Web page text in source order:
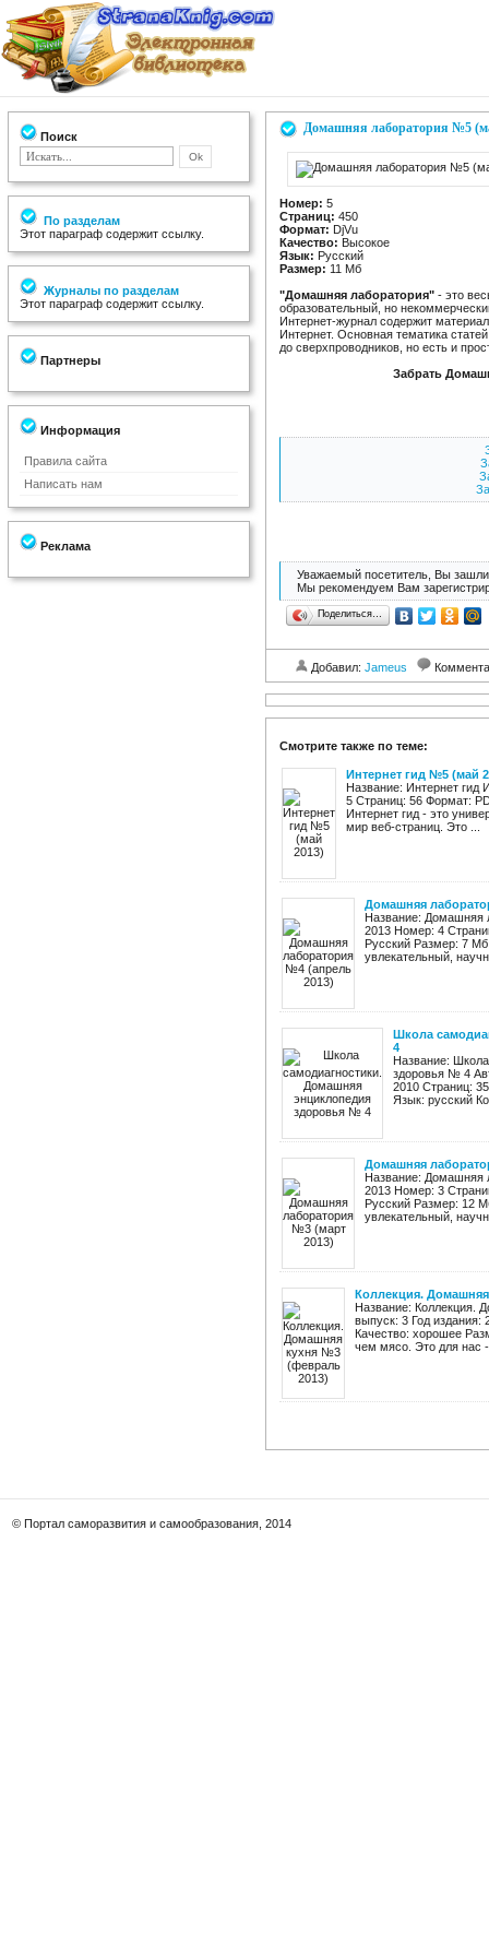
Поиск
По разделам
Этот параграф содержит ссылку.
Журналы по разделам
Этот параграф содержит ссылку.
Партнеры
Информация
Правила сайта
Написать нам
Реклама
Домашняя лаборатория №5
Номер: 5
Страниц: 450
Формат: DjVu
Качество: Высокое
Язык: Русский
Размер: 11 Мб
"Домашняя лаборатория" - это
образовательный, но
Интернет-журнал содержит
Интернет. Основная тематика
до сверхпроводников, но есть и
Забрать
Уважаемый посетитель, Вы зашли
Мы рекомендуем Вам
Поделиться…
Добавил: Jameus
Смотрите также по теме:
Интернет гид №5 (май
Название: Интернет гид
5 Страниц: 56 Формат:
Интернет гид - это
мир веб-страниц. Это ...
Домашняя
Название: Домашняя
2013 Номер: 4
Русский Размер: 7
увлекательный,
Школа
4
Название:
здоровья № 4
2010 Страниц:
Язык: русский
Домашняя
Название: Домашняя
2013 Номер: 3
Русский Размер: 12
увлекательный,
Коллекция.
Название: Коллекция.
выпуск: 3 Год
Качество: хорошее
чем мясо. Это для нас
© Портал саморазвития и самообразования, 2014